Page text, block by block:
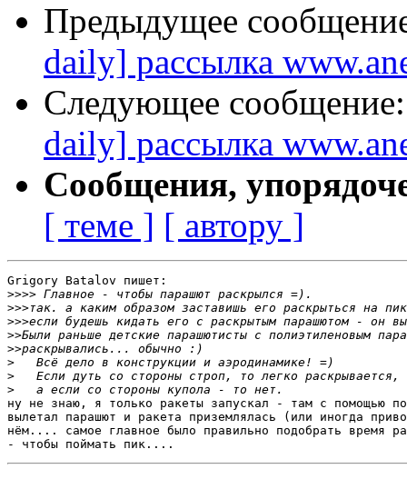
Предыдущее
daily] рассылка
Следующее
daily] рассылка
Сообщения,
[ теме ] [ автору ]
Grigory Batalov пишет:
>>>>
>>>
>>>
>>
>>
>
>
>
ну не знаю, я только ракеты запускал - там с помощью
вылетал парашют и ракета приземлялась (или иногда
нём.... самое главное было правильно подобрать время